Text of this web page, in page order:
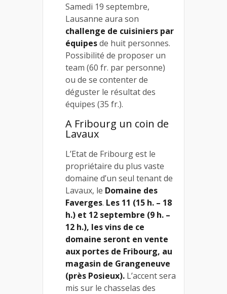
Samedi 19 septembre,
Lausanne aura son
challenge de cuisiniers par
équipesde huit personnes.
Possibilité de proposer un
team (60 fr. par personne)
ou de se contenter de
déguster le résultat des
équipes (35 fr.).
A Fribourg un coin de
Lavaux
L’Etat de Fribourg est le
propriétaire du plus vaste
domaine d’un seul tenant de
Lavaux, le Domaine des
Faverges. Les 11 (15 h. – 18
h.) et 12 septembre (9 h. –
12 h.), les vins de ce
domaine seront en vente
aux portes de Fribourg, au
magasin de Grangeneuve
(près Posieux). L’accent sera
mis sur le chasselas des